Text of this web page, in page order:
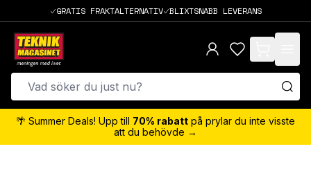
GRATIS FRAKTALTERNATIV BLIXTSNABB LEVERANS
items in cart,
🌴 Summer Deals! Upp till 70% rabatt på prylar du inte visste
att du behövde →